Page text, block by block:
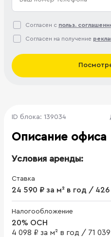
Согласен с польз.
Согласен на получение
ID блока: 139034
Описание офиса
Условия аренды:
Ставка
24 590 ₽ за м² в год /
Налогообложение
20% ОСН
4 098 ₽ за м² в год / 71